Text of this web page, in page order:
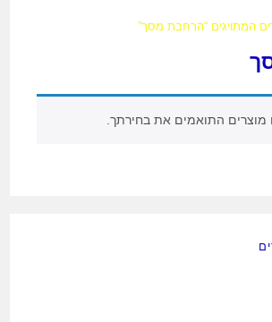
המתויגים “הרחבת מסך”
מוצרים התואמים את בחירתך.